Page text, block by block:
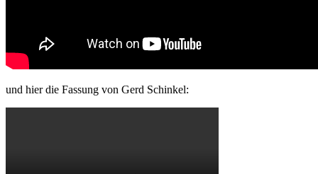
und hier die Fassung von Gerd Schinkel: